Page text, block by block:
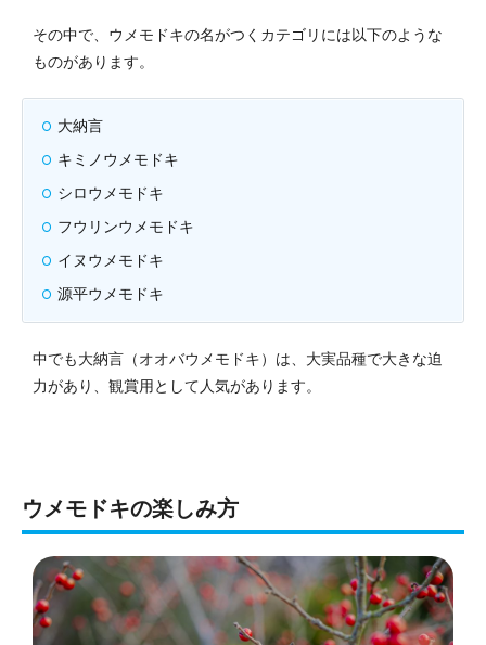
その中で、ウメモドキの名がつくカテゴリには以下のような
ものがあります。
大納言
キミノウメモドキ
シロウメモドキ
フウリンウメモドキ
イヌウメモドキ
源平ウメモドキ
中でも大納言（オオバウメモドキ）は、大実品種で大きな迫
力があり、観賞用として人気があります。
ウメモドキの楽しみ方